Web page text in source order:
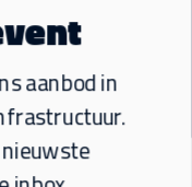
aanbod in